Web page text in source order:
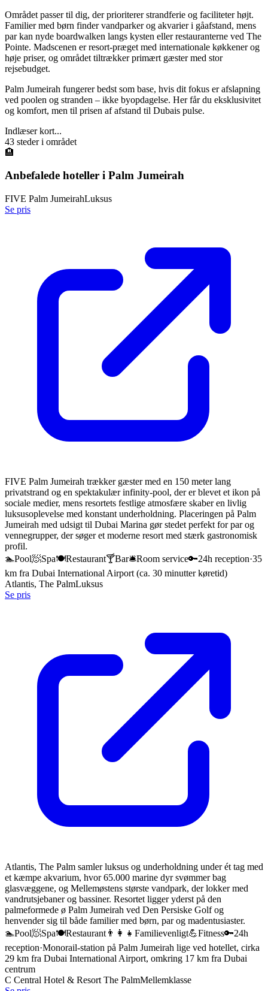
Området passer til dig, der prioriterer strandferie og faciliteter højt.
Familier med børn finder vandparker og akvarier i gåafstand, mens
par kan nyde boardwalken langs kysten eller restauranterne ved The
Pointe. Madscenen er resort-præget med internationale køkkener og
høje priser, og området tiltrækker primært gæster med stor
rejsebudget.
Palm Jumeirah fungerer bedst som base, hvis dit fokus er afslapning
ved poolen og stranden – ikke byopdagelse. Her får du eksklusivitet
og komfort, men til prisen af afstand til Dubais pulse.
Indlæser kort...
43 steder i området
🏨
Anbefalede hoteller i Palm Jumeirah
FIVE Palm JumeirahLuksus
Se pris
FIVE Palm Jumeirah trækker gæster med en 150 meter lang
privatstrand og en spektakulær infinity-pool, der er blevet et ikon på
sociale medier, mens resortets festlige atmosfære skaber en livlig
luksusoplevelse med konstant underholdning. Placeringen på Palm
Jumeirah med udsigt til Dubai Marina gør stedet perfekt for par og
vennegrupper, der søger et moderne resort med stærk gastronomisk
profil.
🏊Pool🧖Spa🍽️Restaurant🍸Bar🛎️Room service🔑24h reception·35
km fra Dubai International Airport (ca. 30 minutter køretid)
Atlantis, The PalmLuksus
Se pris
Atlantis, The Palm samler luksus og underholdning under ét tag med
et kæmpe akvarium, hvor 65.000 marine dyr svømmer bag
glasvæggene, og Mellemøstens største vandpark, der lokker med
vandrutsjebaner og bassiner. Resortet ligger yderst på den
palmeformede ø Palm Jumeirah ved Den Persiske Golf og
henvender sig til både familier med børn, par og madentusiaster.
🏊Pool🧖Spa🍽️Restaurant 👨‍👩‍👧 Familievenligt💪Fitness🔑24h
reception·Monorail-station på Palm Jumeirah lige ved hotellet, cirka
29 km fra Dubai International Airport, omkring 17 km fra Dubai
centrum
C Central Hotel & Resort The PalmMellemklasse